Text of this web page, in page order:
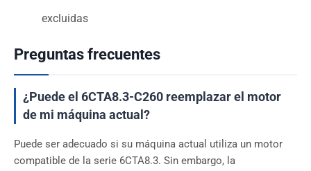
excluidas
Preguntas frecuentes
¿Puede el 6CTA8.3-C260 reemplazar el motor
de mi máquina actual?
Puede ser adecuado si su máquina actual utiliza un motor
compatible de la serie 6CTA8.3. Sin embargo, la